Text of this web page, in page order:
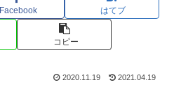
Facebook はてブ
コピー
2020.11.19 2021.04.19